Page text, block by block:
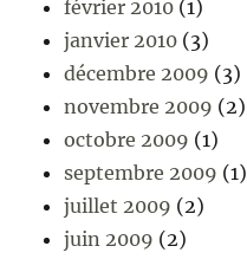
février 2010 (1)
janvier 2010 (3)
décembre 2009 (3)
novembre 2009 (2)
octobre 2009 (1)
septembre 2009 (1)
juillet 2009 (2)
juin 2009 (2)